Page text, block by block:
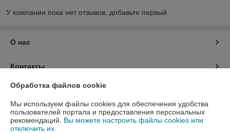
У компании пока нет отзывов, добавьте первый
О нас
Контакты
Доставка и оплата
График работы
Обработка файлов cookie
Мы используем файлы cookies для обеспечения удобства
пользователей портала и предоставления персональных
рекомендаций. Вы можете настроить файлы cookies или
отключить их.